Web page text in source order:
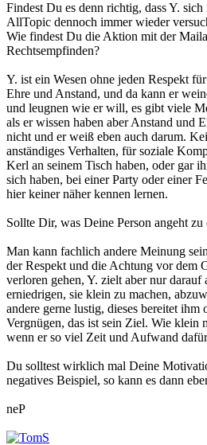
Findest Du es denn richtig, dass Y. sich
AllTopic dennoch immer wieder
Wie findest Du die Aktion mit der
Rechtsempfinden?
Y. ist ein Wesen ohne jeden Respekt
Ehre und Anstand, und da kann er
und leugnen wie er will, es gibt viele
als er wissen haben aber Anstand und
nicht und er weiß eben auch darum.
anständiges Verhalten, für soziale
Kerl an seinem Tisch haben, oder gar
sich haben, bei einer Party oder einer
hier keiner näher kennen lernen.
Sollte Dir, was Deine Person angeht zu
Man kann fachlich andere Meinung
der Respekt und die Achtung vor dem
verloren gehen, Y. zielt aber nur darauf
erniedrigen, sie klein zu machen,
andere gerne lustig, dieses bereitet ihm
Vergnügen, das ist sein Ziel. Wie klein
wenn er so viel Zeit und Aufwand
Du solltest wirklich mal Deine
negatives Beispiel, so kann es dann
neP